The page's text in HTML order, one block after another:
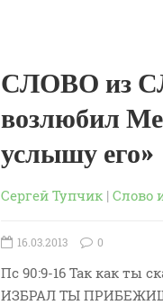
СЛОВО из
возлюбил
услышу его»
Сергей Тупчик | Слово
16.03.2013 0
Пс 90:9-16 Так как
ИЗБРАЛ ТЫ